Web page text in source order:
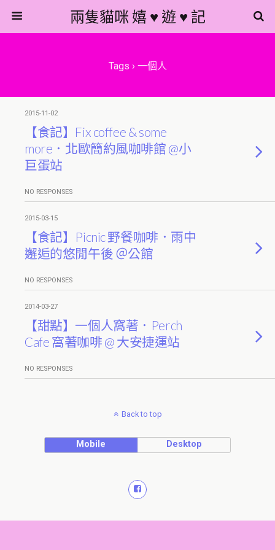
兩隻貓咪 嬉 ♥ 遊 ♥ 記
Tags › 一個人
2015-11-02
【食記】Fix coffee & some
more．北歐簡約風咖啡館 @小
巨蛋站
NO RESPONSES
2015-03-15
【食記】Picnic 野餐咖啡．雨中
邂逅的悠閒午後 ＠公館
NO RESPONSES
2014-03-27
【甜點】一個人窩著．Perch
Cafe 窩著咖啡 @ 大安捷運站
NO RESPONSES
Back to top
Mobile Desktop